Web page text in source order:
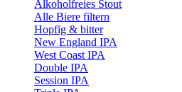
Alkoholfreies Stout
Alle Biere filtern
Hopfig & bitter
New England IPA
West Coast IPA
Double IPA
Session IPA